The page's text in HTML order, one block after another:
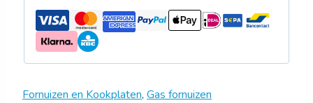
Fornuizen en Kookplaten, Gas fornuizen